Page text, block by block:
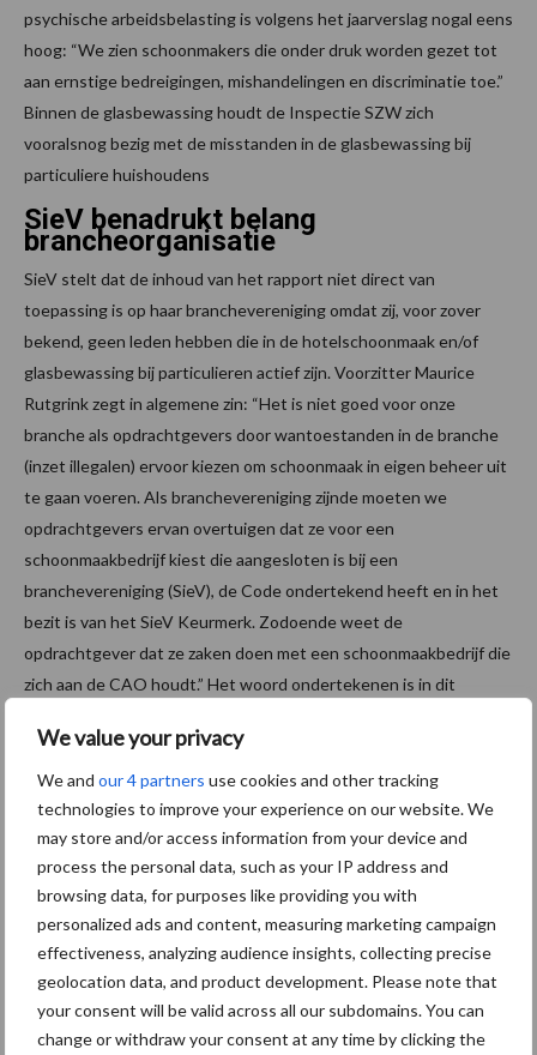
We value your privacy
We and our 4 partners use cookies and other tracking
technologies to improve your experience on our website. We
may store and/or access information from your device and
process the personal data, such as your IP address and
browsing data, for purposes like providing you with
personalized ads and content, measuring marketing campaign
effectiveness, analyzing audience insights, collecting precise
geolocation data, and product development. Please note that
your consent will be valid across all our subdomains. You can
change or withdraw your consent at any time by clicking the
psychische arbeidsbelasting is volgens het jaarverslag nogal eens
hoog: “We zien schoonmakers die onder druk worden gezet tot
aan ernstige bedreigingen, mishandelingen en discriminatie toe.”
Binnen de glasbewassing houdt de Inspectie SZW zich
vooralsnog bezig met de misstanden in de glasbewassing bij
particuliere huishoudens
SieV benadrukt belang
brancheorganisatie
SieV stelt dat de inhoud van het rapport niet direct van
toepassing is op haar branchevereniging omdat zij, voor zover
bekend, geen leden hebben die in de hotelschoonmaak en/of
glasbewassing bij particulieren actief zijn. Voorzitter Maurice
Rutgrink zegt in algemene zin: “Het is niet goed voor onze
branche als opdrachtgevers door wantoestanden in de branche
(inzet illegalen) ervoor kiezen om schoonmaak in eigen beheer uit
te gaan voeren. Als branchevereniging zijnde moeten we
opdrachtgevers ervan overtuigen dat ze voor een
schoonmaakbedrijf kiest die aangesloten is bij een
branchevereniging (SieV), de Code ondertekend heeft en in het
bezit is van het SieV Keurmerk. Zodoende weet de
opdrachtgever dat ze zaken doen met een schoonmaakbedrijf die
zich aan de CAO houdt.” Het woord ondertekenen is in dit
alleen het onderschrijven van de Code en niet het ondertekenen
ervan.
Voorts juicht de voorzitter het toe dat wantoestanden
bestreden worden om oneerlijke concurrentie tegen te gaan:
“We zouden graag zien dat ze (ISZW red.) ook specifiek kijken
naar bedrijven die niet ingeschreven staan als schoonmaakbedrijf
maar wel schoonmaakactiviteiten uitvoeren en niet onder de
schoonmaak cao vallen en deze cao niet toepassen.”
OSB: “Goeden lijden onder de
kwaden”